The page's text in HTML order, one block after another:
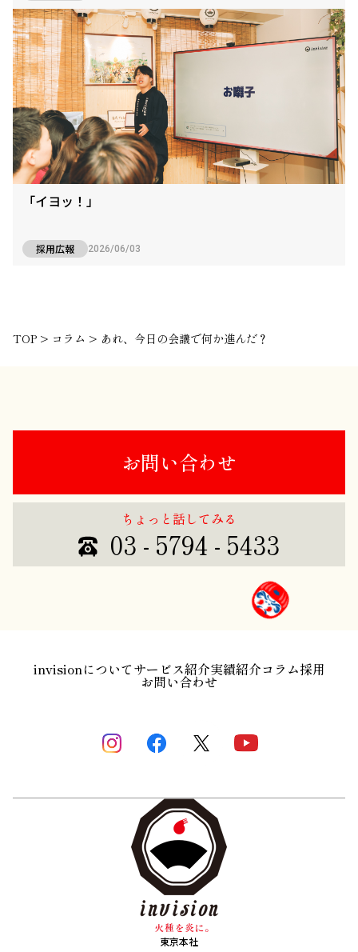
「イヨッ！」
採用広報 2026/06/03
TOP > コラム > あれ、今日の会議で何か進んだ？
お問い合わせ
ちょっと話してみる
03 - 5794 - 5433
invisionについてサービス紹介実績紹介コラム採用
お問い合わせ
東京本社